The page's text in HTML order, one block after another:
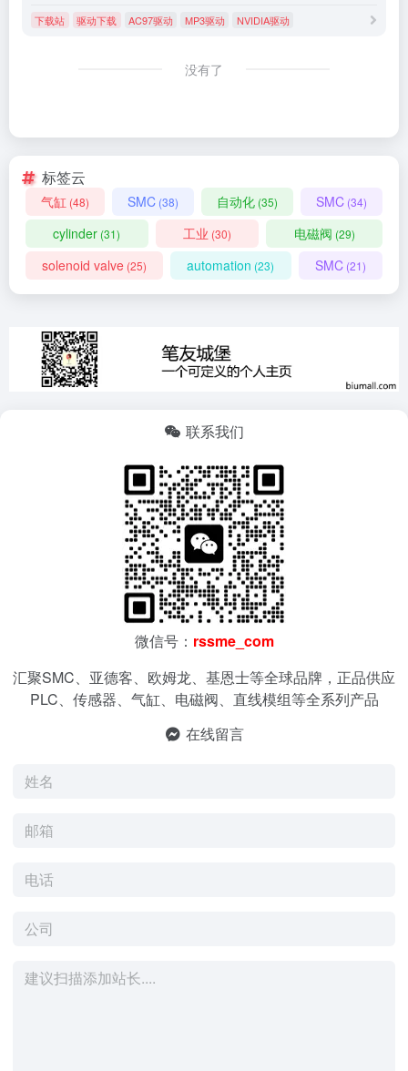
下载站 驱动下载 AC97驱动 MP3驱动 NVIDIA驱动
没有了
标签云
气缸 (48) SMC (38) 自动化 (35) SMC (34)
cylinder (31) 工业 (30) 电磁阀 (29)
solenoid valve (25) automation (23) SMC(21)
联系我们
微信号： rssme_com
汇聚SMC、亚德客、欧姆龙、基恩士等全球品牌，正品供应
PLC、传感器、气缸、电磁阀、直线模组等全系列产品
在线留言